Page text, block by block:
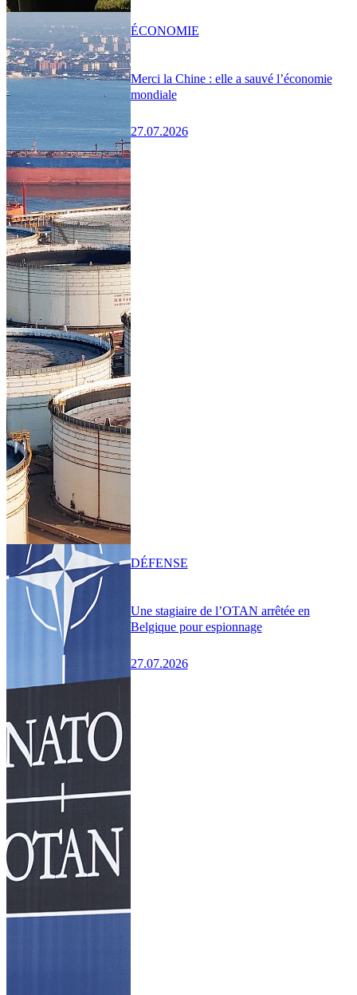
Merci la Chine : elle a sauvé l’économie
mondiale
27.07.2026
ÉCONOMIE
Une stagiaire de l’OTAN arrêtée en
Belgique pour espionnage
27.07.2026
DÉFENSE